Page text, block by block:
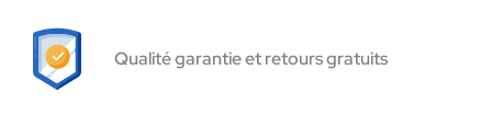
Qualité garantie et retours gratuits